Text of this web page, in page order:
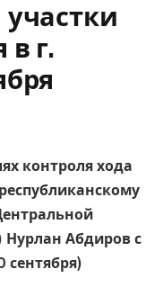
в г.
контроля хода
Абдиров с
сентября)